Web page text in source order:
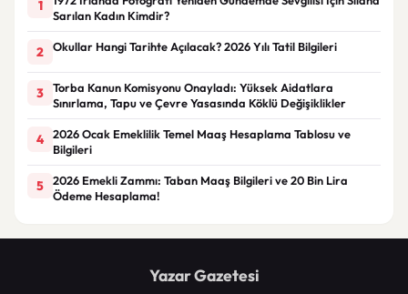
1
Sarılan Kadın Kimdir?
2 Okullar Hangi Tarihte Açılacak? 2026 Yılı Tatil Bilgileri
3
Torba Kanun Komisyonu Onayladı: Yüksek Aidatlara
Sınırlama, Tapu ve Çevre Yasasında Köklü Değişiklikler
4
2026 Ocak Emeklilik Temel Maaş Hesaplama Tablosu ve
Bilgileri
5
2026 Emekli Zammı: Taban Maaş Bilgileri ve 20 Bin Lira
Ödeme Hesaplama!
Yazar Gazetesi